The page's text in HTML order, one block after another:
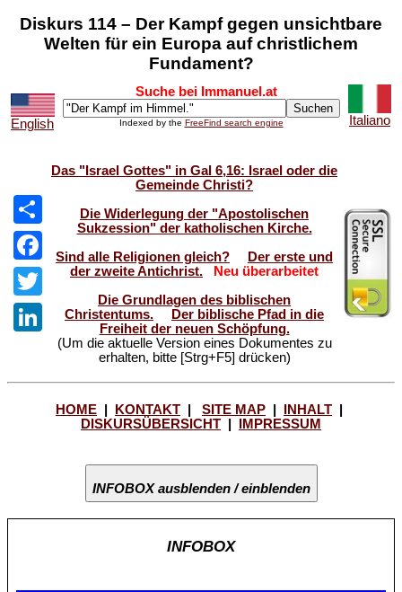
Diskurs 114 – Der Kampf gegen unsichtbare
Welten für ein Europa auf christlichem
Fundament?
English
Suche bei Immanuel.at
Indexed by the FreeFind search engine Italiano
Share
Facebook
Twitter
LinkedIn
Das "Israel Gottes" in Gal 6,16: Israel oder die
Gemeinde Christi?
Die Widerlegung der "Apostolischen
Sukzession" der katholischen Kirche.
Sind alle Religionen gleich?
Der erste und
der zweite Antichrist.
Neu überarbeitet
Die Grundlagen des biblischen
Christentums.
Der biblische Pfad in die
Freiheit der neuen Schöpfung.
(Um die aktuelle Version eines Dokumentes zu
erhalten, bitte [Strg+F5] drücken)
HOME KONTAKT SITE MAP INHALT
DISKURSÜBERSICHT
IMPRESSUM
INFOBOX ausblenden / einblenden
INFOBOX